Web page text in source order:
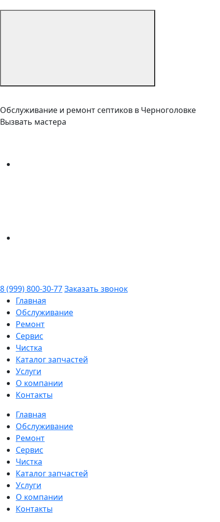
Обслуживание и ремонт септиков в Черноголовке
Вызвать мастера
8 (999) 800-30-77Заказать звонок
Главная
Обслуживание
Ремонт
Сервис
Чистка
Каталог запчастей
Услуги
О компании
Контакты
Главная
Обслуживание
Ремонт
Сервис
Чистка
Каталог запчастей
Услуги
О компании
Контакты